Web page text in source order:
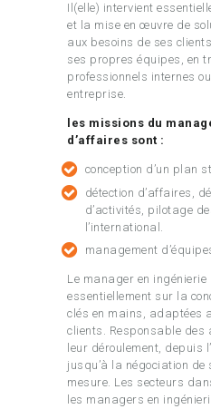
Il(elle) intervient
et la mise en œuvre de
aux besoins de ses
ses propres équipes, en
professionnels internes
entreprise.
les missions du
d’affaires sont :
conception d’un plan
détection d’affaires,
d’activités, pilotage
l’international.
management
Le manager en
essentiellement sur la
clés en mains, adaptées
clients. Responsable
leur déroulement, depuis
jusqu’à la négociation de
mesure. Les secteurs
les managers en